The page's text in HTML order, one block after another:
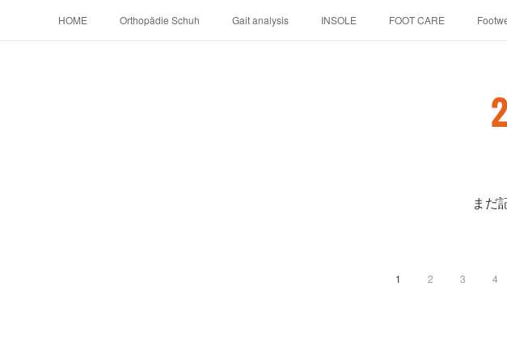
HOME Orthopädie Schuh Gait analysis INSOLE FOOT CARE
まだ
1 2 3 4